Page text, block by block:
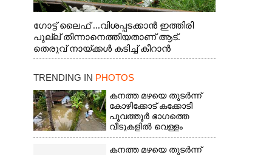
ഗോട്ട് ലൈഫ് ...വിശപ്പടക്കാൻ ഇത്തിരി
പുല്ല് തിന്നാനെത്തിയതാണ് ആട്.
തെരുവ് നായ്ക്കൾ കടിച്ച് കീറാൻ
വന്നതോടെ വയറിന്റെ ആന്തൽ മറന്ന്
വാത്തുരുത്തിയിൽ നിന്നുള്ള കാഴ്ച
TRENDING IN PHOTOS
കനത്ത മഴയെ തുടർന്ന്
കോഴിക്കോട് കക്കോടി
പൂവത്തൂർ ഭാഗത്തെ
വീടുകളിൽ വെള്ളം
കയറിയപ്പോൾ
കനത്ത മഴയെ തുടർന്ന്